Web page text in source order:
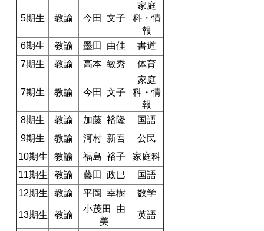
5期生 教諭 今田 文子
家庭
科・情
報
6期生
教諭 墨田 由佳
書道
7期生
教諭 高本 敏秀 体育
7期生 教諭 今田 文子
家庭
科・情
報
8期生
教諭 加藤 裕隆
国語
9期生
教諭 河村 新吾
公民
10期生
教諭 福島 裕子
家庭科
11期生
教諭 藤田 政巳
国語
12期生
教諭 平岡 幸樹 数学
13期生 教諭
小茂田 由
美
英語